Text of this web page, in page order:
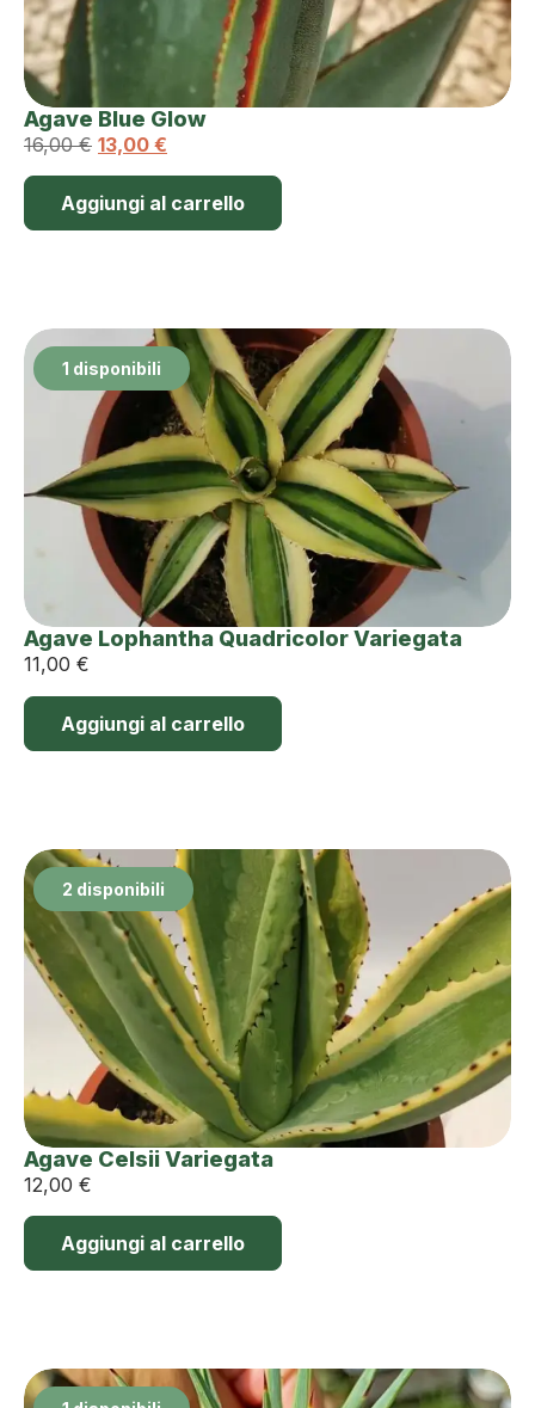
Agave Blue Glow
16,00€ 13,00 €
Aggiungi al carrello
1 disponibili
Agave Lophantha Quadricolor Variegata
11,00 €
Aggiungi al carrello
2 disponibili
Agave Celsii Variegata
12,00 €
Aggiungi al carrello